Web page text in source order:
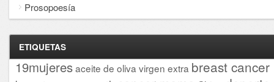
Prosopoesía
ETIQUETAS
19mujeresaceite de oliva virgen extra breast cancer